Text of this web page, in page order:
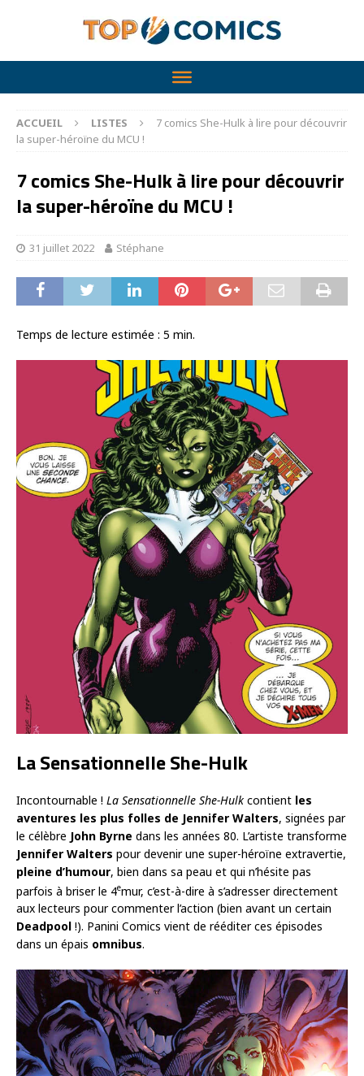
ACCUEIL LISTES
7 comics She-Hulk à lire pour découvrir
la super-héroïne du MCU !
7 comics She-Hulk à lire pour découvrir
la super-héroïne du MCU !
31 juillet 2022 Stéphane
Temps de lecture estimée : 5 min.
La Sensationnelle She-Hulk
Incontournable ! La Sensationnelle She-Hulk contient les
aventures les plus folles de Jennifer Walters, signées par
le célèbre John Byrne dans les années 80. L’artiste transforme
Jennifer Walters pour devenir une super-héroïne extravertie,
pleine d’humour, bien dans sa peau et qui n’hésite pas
parfois à briser le 4emur, c’est-à-dire à s’adresser directement
aux lecteurs pour commenter l’action (bien avant un certain
Deadpool !). Panini Comics vient de rééditer ces épisodes
dans un épais omnibus.